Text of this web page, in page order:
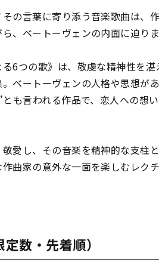
の言葉に寄り添う音楽歌曲は、
、ベートーヴェンの内面に迫りま
6つの歌》は、敬虔な精神性を
ベートーヴェンの人格や思想が
も言われる作品で、恋人への
愛し、その音楽を精神的な支
曲家の意外な一面を楽しむレク
数・先着順）